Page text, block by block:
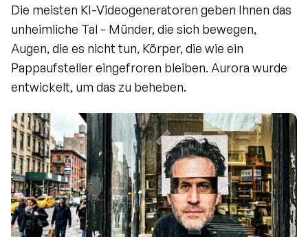
Die meisten KI-Videogeneratoren geben Ihnen das
unheimliche Tal - Münder, die sich bewegen,
Augen, die es nicht tun, Körper, die wie ein
Pappaufsteller eingefroren bleiben. Aurora wurde
entwickelt, um das zu beheben.